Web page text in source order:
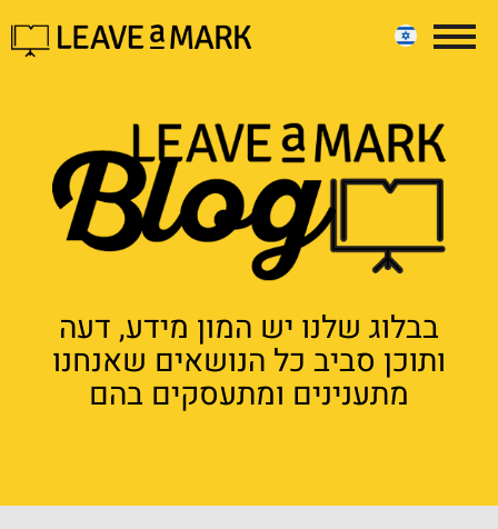
בבלוג שלנו יש המון מידע, דעה
ותוכן סביב כל הנושאים שאנחנו
מתענינים ומתעסקים בהם